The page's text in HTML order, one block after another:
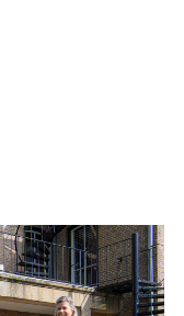
te bekijken en